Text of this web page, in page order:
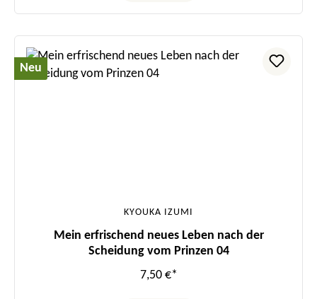
Neu
KYOUKA IZUMI
Mein erfrischend neues Leben nach der
Scheidung vom Prinzen 04
7,50 €*